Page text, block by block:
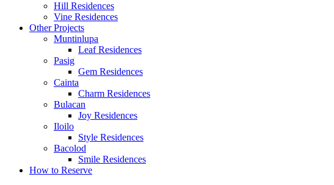
Hill Residences
Vine Residences
Other Projects
Muntinlupa
Leaf Residences
Pasig
Gem Residences
Cainta
Charm Residences
Bulacan
Joy Residences
Iloilo
Style Residences
Bacolod
Smile Residences
How to Reserve